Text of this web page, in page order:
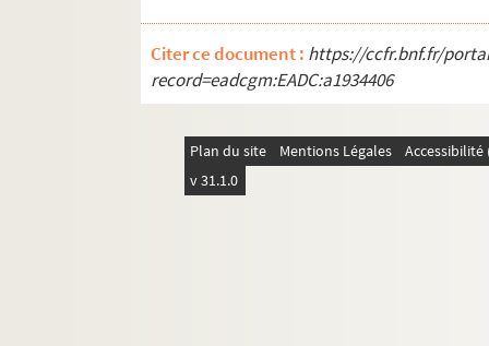
Citer ce document : https://ccfr.bnf.fr/
record=eadcgm:EADC:a1934406
Plan du site Mentions Légales
v 31.1.0